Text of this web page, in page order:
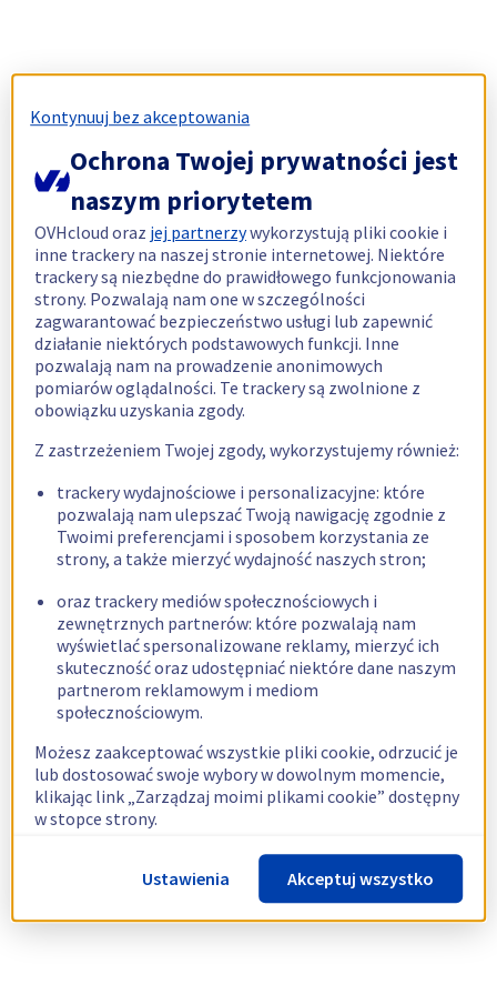
Kontynuuj bez akceptowania
Ochrona Twojej prywatności jest
naszym priorytetem
OVHcloud oraz jej partnerzywykorzystują pliki cookie i
inne trackery na naszej stronie internetowej. Niektóre
trackery są niezbędne do prawidłowego funkcjonowania
strony. Pozwalają nam one w szczególności
zagwarantować bezpieczeństwo usługi lub zapewnić
działanie niektórych podstawowych funkcji. Inne
pozwalają nam na prowadzenie anonimowych
pomiarów oglądalności. Te trackery są zwolnione z
obowiązku uzyskania zgody.
Z zastrzeżeniem Twojej zgody, wykorzystujemy również:
trackery wydajnościowe i personalizacyjne: które
pozwalają nam ulepszać Twoją nawigację zgodnie z
Twoimi preferencjami i sposobem korzystania ze
strony, a także mierzyć wydajność naszych stron;
oraz trackery mediów społecznościowych i
zewnętrznych partnerów: które pozwalają nam
wyświetlać spersonalizowane reklamy, mierzyć ich
skuteczność oraz udostępniać niektóre dane naszym
partnerom reklamowym i mediom
społecznościowym.
Możesz zaakceptować wszystkie pliki cookie, odrzucić je
lub dostosować swoje wybory w dowolnym momencie,
klikając link „Zarządzaj moimi plikami cookie” dostępny
w stopce strony.
Więcej informacji znajdziesz w naszejpolityce
dotyczącej wykorzystywania plików cookie.
Ustawienia Akceptuj wszystko